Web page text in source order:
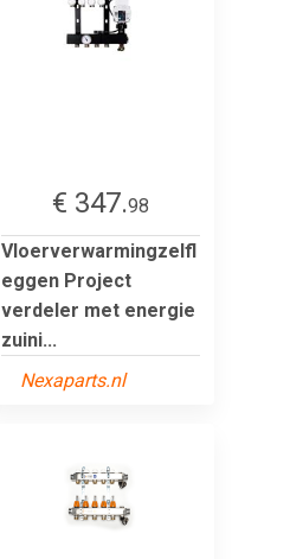
€ 347.98
Vloerverwarmingzelfl
eggen Project
verdeler met energie
zuini...
Nexaparts.nl